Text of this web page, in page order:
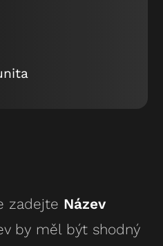
zadejte Název
by měl být shodný